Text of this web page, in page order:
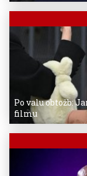
Po valu obtožb:
filmu